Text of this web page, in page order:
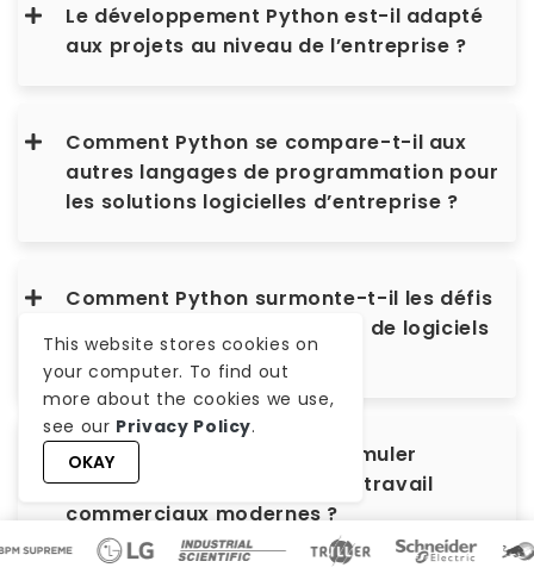
Le développement Python est-il adapté
aux projets au niveau de l’entreprise ?
Comment Python se compare-t-il aux
autres langages de programmation pour
les solutions logicielles d’entreprise ?
Comment Python surmonte-t-il les défis
courants du développement de logiciels
d’entreprise ?
Comment Python peut-il stimuler
l’innovation dans les flux de travail
commerciaux modernes ?
This website stores cookies on
your computer. To find out
more about the cookies we use,
see our Privacy Policy.
OKAY